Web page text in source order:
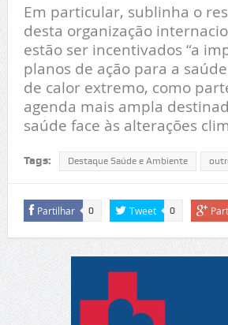
Em particular, sublinha o
desta organização
estão ser incentivados “a
planos de ação para a
de calor extremo, como
agenda mais ampla
saúde face às alterações
Tags: Destaque Saúde e Ambiente
Partilhar 0 Tweet 0